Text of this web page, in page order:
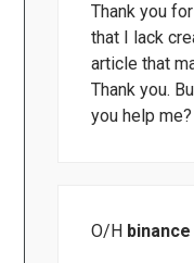
Thank you
that I lack
article that
Thank you.
you help me?
Ο/Η